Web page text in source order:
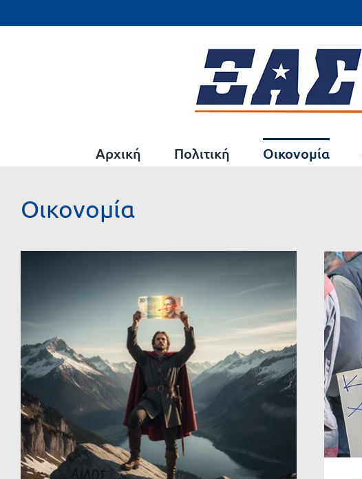
στο
Αρχική Πολιτική Οικονομία
Οικονομία